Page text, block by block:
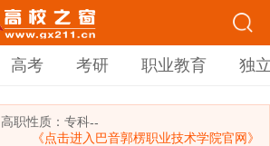
高考 考研 职业教育 独
高职性质：专科--
《点击进入巴音郭楞职业技术学院官网》